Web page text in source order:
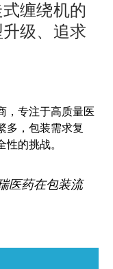
缠绕机的
级、追求
，专注于高质量医
多，包装需求复
的挑战。
医药在包装流